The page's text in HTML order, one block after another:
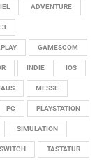
ADVENTURE
GAMESCOM
INDIE IOS
MESSE
PC PLAYSTATION
SIMULATION
SWITCH TASTATUR